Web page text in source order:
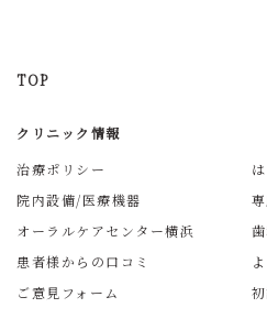
TOP
クリニック情報
治療ポリシー
院内設備/医療機器
オーラルケアセンター横浜
患者様からの口コミ
ご意見フォーム